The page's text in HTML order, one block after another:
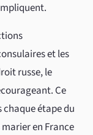
et les
russe, le
Ce
chaque étape du
en France